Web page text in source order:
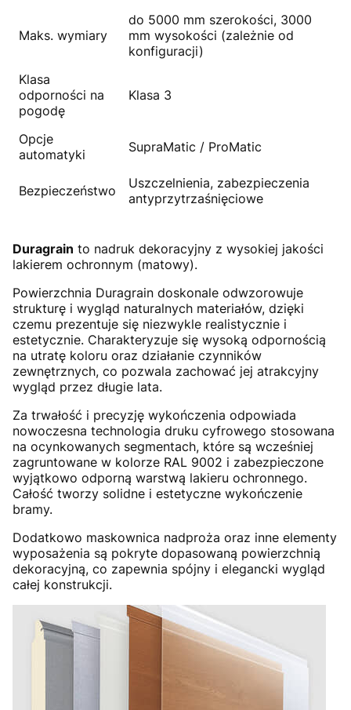
Maks. wymiary
do 5000 mm szerokości, 3000
mm wysokości (zależnie od
konfiguracji)
Klasa
odporności na
pogodę
Klasa 3
Opcje
automatyki
SupraMatic / ProMatic
Bezpieczeństwo
Uszczelnienia, zabezpieczenia
antyprzytrzaśnięciowe
Duragrain to nadruk dekoracyjny z wysokiej jakości
lakierem ochronnym (matowy).
Powierzchnia Duragrain doskonale odwzorowuje
strukturę i wygląd naturalnych materiałów, dzięki
czemu prezentuje się niezwykle realistycznie i
estetycznie. Charakteryzuje się wysoką odpornością
na utratę koloru oraz działanie czynników
zewnętrznych, co pozwala zachować jej atrakcyjny
wygląd przez długie lata.
Za trwałość i precyzję wykończenia odpowiada
nowoczesna technologia druku cyfrowego stosowana
na ocynkowanych segmentach, które są wcześniej
zagruntowane w kolorze RAL 9002 i zabezpieczone
wyjątkowo odporną warstwą lakieru ochronnego.
Całość tworzy solidne i estetyczne wykończenie
bramy.
Dodatkowo maskownica nadproża oraz inne elementy
wyposażenia są pokryte dopasowaną powierzchnią
dekoracyjną, co zapewnia spójny i elegancki wygląd
całej konstrukcji.